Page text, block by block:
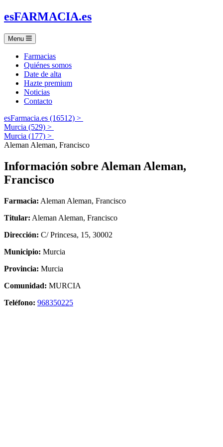
esFARMACIA.es
Menu
Farmacias
Quiénes somos
Date de alta
Hazte premium
Noticias
Contacto
esFarmacia.es (16512) >
Murcia (529) >
Murcia (177) >
Aleman Aleman, Francisco
Información sobre Aleman Aleman,
Francisco
Farmacia: Aleman Aleman, Francisco
Titular: Aleman Aleman, Francisco
Dirección: C/ Princesa, 15, 30002
Municipio: Murcia
Provincia: Murcia
Comunidad: MURCIA
Teléfono: 968350225